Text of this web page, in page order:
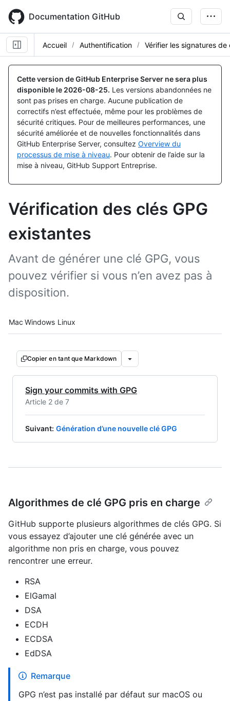
main
content
Documentation GitHub
Accueil Authentification Vérifier les signatures de
Cette version de GitHub Enterprise Server ne sera plus
disponible le 2026-08-25. Les versions abandonnées ne
sont pas prises en charge. Aucune publication de
correctifs n’est effectuée, même pour les problèmes de
sécurité critiques. Pour de meilleures performances, une
sécurité améliorée et de nouvelles fonctionnalités dans
GitHub Enterprise Server, consultez Overview du
processus de mise à niveau. Pour obtenir de l’aide sur la
mise à niveau, GitHub Support Entreprise.
Vérification des clés GPG
existantes
Avant de générer une clé GPG, vous
pouvez vérifier si vous n’en avez pas à
disposition.
Platform navigation
Mac Windows Linux
Copier en tant que Markdown
Sign your commits with GPG
Article 2 de 7
Suivant: Génération d’une nouvelle clé GPG
Algorithmes de clé GPG pris en charge
GitHub supporte plusieurs algorithmes de clés GPG. Si
vous essayez d’ajouter une clé générée avec un
algorithme non pris en charge, vous pouvez
rencontrer une erreur.
RSA
ElGamal
DSA
ECDH
ECDSA
EdDSA
Remarque
GPG n’est pas installé par défaut sur macOS ou